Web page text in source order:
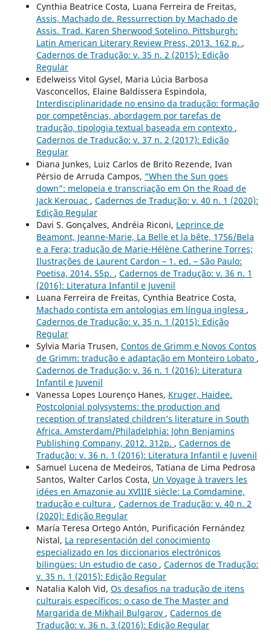
Cynthia Beatrice Costa, Luana Ferreira de Freitas,
Assis, Machado de. Ressurrection by Machado de
Assis. Trad. Karen Sherwood Sotelino. Pittsburgh:
Latin American Literary Review Press, 2013. 162 p. ,
Cadernos de Tradução: v. 35 n. 2 (2015): Edição
Regular
Edelweiss Vitol Gysel, Maria Lúcia Barbosa
Vasconcellos, Elaine Baldissera Espindola,
Interdisciplinaridade no ensino da tradução: formação
por competências, abordagem por tarefas de
tradução, tipologia textual baseada em contexto ,
Cadernos de Tradução: v. 37 n. 2 (2017): Edição
Regular
Diana Junkes, Luiz Carlos de Brito Rezende, Ivan
Pérsio de Arruda Campos, “When the Sun goes
down”: melopeia e transcriação em On the Road de
Jack Kerouac , Cadernos de Tradução: v. 40 n. 1 (2020):
Edição Regular
Davi S. Gonçalves, Andréia Riconi, Leprince de
Beamont, Jeanne-Marie, La Belle et la bête, 1756/Bela
e a Fera; tradução de Marie-Hélène Catherine Torres;
Ilustrações de Laurent Cardon – 1. ed. – São Paulo:
Poetisa, 2014. 55p. , Cadernos de Tradução: v. 36 n. 1
(2016): Literatura Infantil e Juvenil
Luana Ferreira de Freitas, Cynthia Beatrice Costa,
Machado contista em antologias em língua inglesa ,
Cadernos de Tradução: v. 35 n. 1 (2015): Edição
Regular
Sylvia Maria Trusen, Contos de Grimm e Novos Contos
de Grimm: tradução e adaptação em Monteiro Lobato ,
Cadernos de Tradução: v. 36 n. 1 (2016): Literatura
Infantil e Juvenil
Vanessa Lopes Lourenço Hanes, Kruger, Haidee.
Postcolonial polysystems: the production and
reception of translated children’s literature in South
Africa. Amsterdam/Philadelphia: John Benjamins
Publishing Company, 2012. 312p. , Cadernos de
Tradução: v. 36 n. 1 (2016): Literatura Infantil e Juvenil
Samuel Lucena de Medeiros, Tatiana de Lima Pedrosa
Santos, Walter Carlos Costa, Un Voyage à travers les
idées en Amazonie au XVIIIE siècle: La Comdamine,
tradução e cultura , Cadernos de Tradução: v. 40 n. 2
(2020): Edição Regular
María Teresa Ortego Antón, Purificación Fernández
Nistal, La representación del conocimiento
especializado en los diccionarios electrónicos
bilingües: Un estudio de caso , Cadernos de Tradução:
v. 35 n. 1 (2015): Edição Regular
Natalia Kaloh Vid, Os desafios na tradução de itens
culturais específicos: o caso de The Master and
Margarida de Mikhail Bulgarov , Cadernos de
Tradução: v. 36 n. 3 (2016): Edição Regular